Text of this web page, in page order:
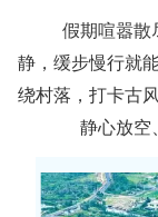
假期喧嚣散
静，缓步慢行就
绕村落，打卡古
静心放空